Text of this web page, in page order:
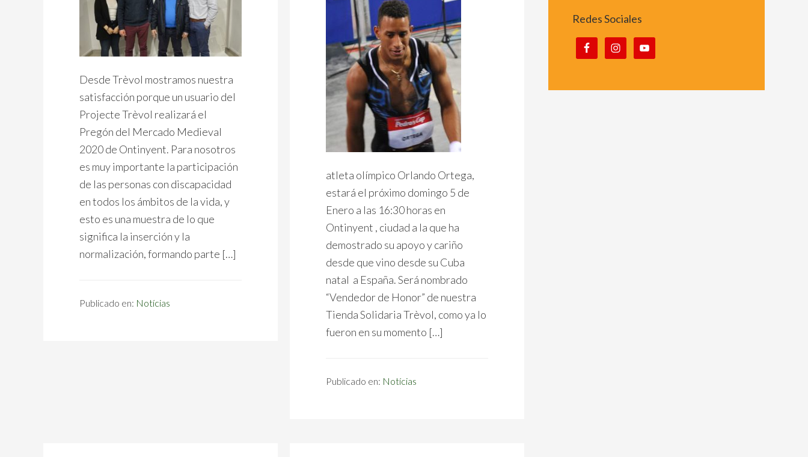
Desde Trèvol mostramos nuestra
satisfacción porque un usuario del
Projecte Trèvol realizará el
Pregón del Mercado Medieval
2020 de Ontinyent. Para nosotros
es muy importante la participación
de las personas con discapacidad
en todos los ámbitos de la vida, y
esto es una muestra de lo que
significa la inserción y la
normalización, formando parte […]
Publicado en: Notícias
atleta olímpico Orlando Ortega,
estará el próximo domingo 5 de
Enero a las 16:30 horas en
Ontinyent , ciudad a la que ha
demostrado su apoyo y cariño
desde que vino desde su Cuba
natal a España. Será nombrado
“Vendedor de Honor” de nuestra
Tienda Solidaria Trèvol, como ya lo
fueron en su momento […]
Publicado en: Notícias
Redes Sociales